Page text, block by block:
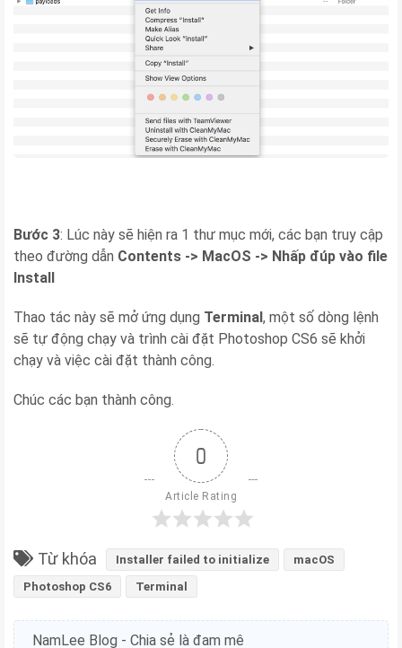
Bước 3: Lúc này sẽ hiện ra 1 thư mục mới, các bạn truy cập
theo đường dẫn Contents -> MacOS -> Nhấp đúp vào file
Install
Thao tác này sẽ mở ứng dụng Terminal , một số dòng lệnh
sẽ tự động chạy và trình cài đặt Photoshop CS6 sẽ khởi
chạy và việc cài đặt thành công.
Chúc các bạn thành công.
0
Article Rating
Từ khóa Installer failed to initialize
macOS
Photoshop CS6
Terminal
NamLee Blog - Chia sẻ là đam mê